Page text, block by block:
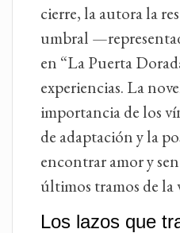
cierre, la autora la
umbral
en “La Puerta
experiencias. La
importancia de los
de adaptación y la
encontrar amor y
últimos tramos de la
Los lazos que